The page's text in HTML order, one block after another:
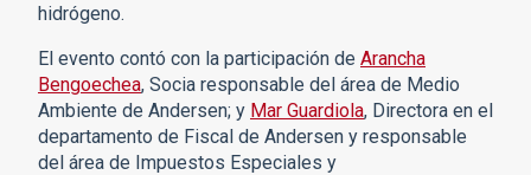
hidrógeno.
El evento contó con la participación de Arancha
Bengoechea, Socia responsable del área de Medio
Ambiente de Andersen; y Mar Guardiola, Directora en el
departamento de Fiscal de Andersen y responsable
del área de Impuestos Especiales y